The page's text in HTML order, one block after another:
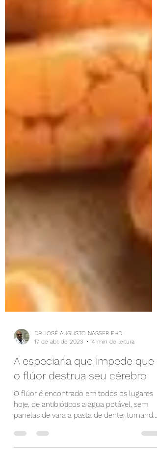
17 de abr. de 2023
4 min de leitura
A especiaria que impede que
o flúor destrua seu cérebro
O flúor é encontrado em todos os lugares
panelas de vara a pasta de dente, tornando
a exposição...